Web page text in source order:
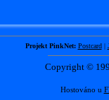
Projekt PinkNet: Postcard|
Copyright ©
Hostováno u